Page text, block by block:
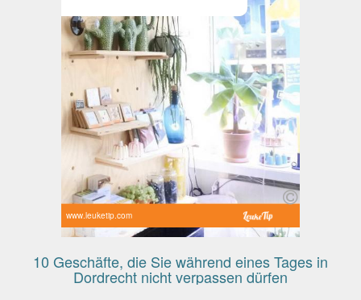
www.leuketip.com
10 Geschäfte, die Sie während eines Tages in
Dordrecht nicht verpassen dürfen